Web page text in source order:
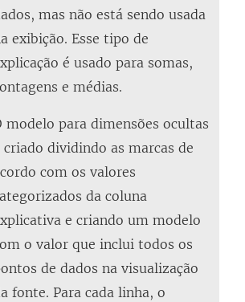
mas não está sendo usada
exibição. Esse tipo de
é usado para somas,
e médias.
modelo para dimensões ocultas
criado dividindo as marcas de
com os valores
da coluna
e criando um modelo
o valor que inclui todos os
de dados na visualização
fonte. Para cada linha, o